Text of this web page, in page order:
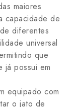
maiores
capacidade de
diferentes
universal
que
já possui em
equipado com
o jato de